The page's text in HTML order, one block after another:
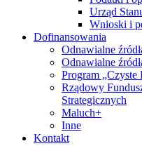
Urząd
Wnioski i
Dofinansowania
Odnawialne
Odnawialne
Program „Czyste
Rządowy
Strategicznych
Maluch+
Inne
Kontakt